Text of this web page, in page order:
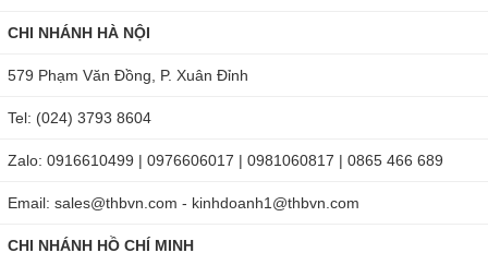
CHI NHÁNH HÀ NỘI
579 Phạm Văn Đồng, P. Xuân Đỉnh
Tel: (024) 3793 8604
Zalo: 0916610499 | 0976606017 | 0981060817 | 0865 466 689
Email: sales@thbvn.com - kinhdoanh1@thbvn.com
CHI NHÁNH HỒ CHÍ MINH